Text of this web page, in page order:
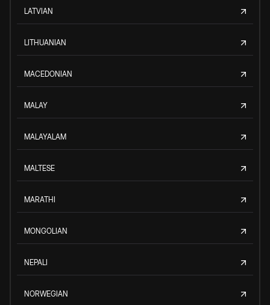
LATVIAN
LITHUANIAN
MACEDONIAN
MALAY
MALAYALAM
MALTESE
MARATHI
MONGOLIAN
NEPALI
NORWEGIAN